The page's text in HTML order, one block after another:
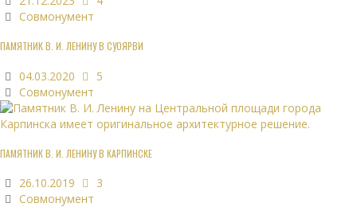
Совмонумент
ПАМЯТНИК В. И. ЛЕНИНУ В СУОЯРВИ
04.03.2020
5
Совмонумент
ПАМЯТНИК В. И. ЛЕНИНУ В КАРПИНСКЕ
26.10.2019
3
Совмонумент